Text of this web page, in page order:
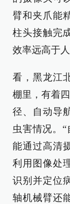
臂和夹爪能
柱头接触完
效率远高于人
看，黑龙江
棚里，有着
径、自动导
虫害情况。“
能通过高清
利用图像处
识别并定位
轴机械臂还